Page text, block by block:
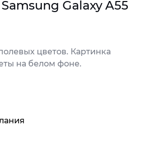
Galaxy A55
цветов. Картинка
на белом фоне.